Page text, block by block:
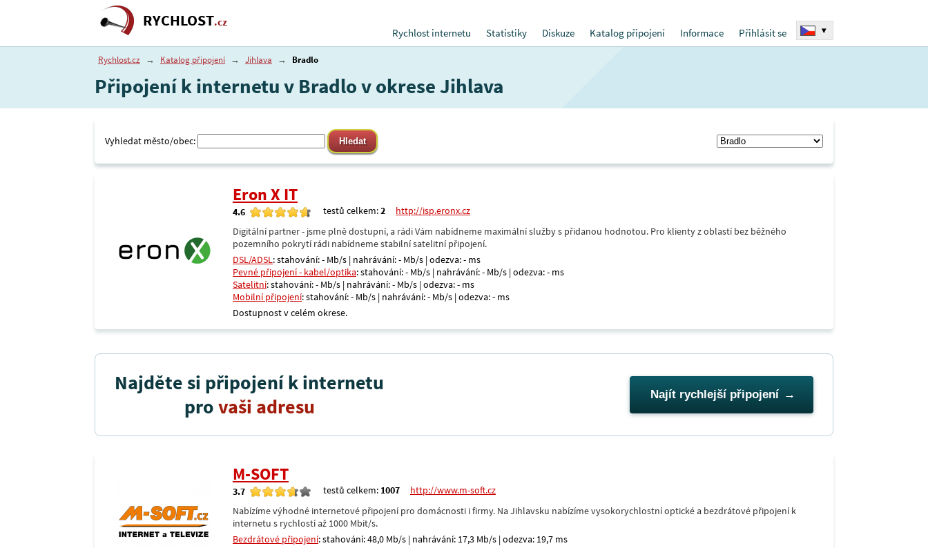
RYCHLOST.cz
Rychlost internetu
Statistiky Diskuze Katalog připojení Informace Přihlásit se ▾
Rychlost.cz → Katalog připojení → Jihlava → Bradlo
Připojení k internetu v Bradlo v okrese Jihlava
Vyhledat město/obec:
Eron X IT
4.6 testů celkem:2
http://isp.eronx.cz
Digitální partner - jsme plně dostupní, a rádi Vám nabídneme maximální služby s přidanou hodnotou. Pro klienty z oblastí bez běžného
pozemního pokrytí rádi nabídneme stabilní satelitní připojení.
DSL/ADSL: stahování: - Mb/s | nahrávání: - Mb/s | odezva: - ms
Pevné připojení - kabel/optika: stahování: - Mb/s | nahrávání: - Mb/s | odezva: - ms
Satelitní: stahování: - Mb/s | nahrávání: - Mb/s | odezva: - ms
Mobilní připojení: stahování: - Mb/s | nahrávání: - Mb/s | odezva: - ms
Dostupnost v celém okrese.
Najděte si připojení k internetu
provaši adresu Najít rychlejší připojení
M-SOFT
3.7 testů celkem: 1007
http://www.m-soft.cz
Nabízíme výhodné internetové připojení pro domácnosti i firmy. Na Jihlavsku nabízíme vysokorychlostní optické a bezdrátové připojení k
internetu s rychlostí až 1000 Mbit/s.
Bezdrátové připojení: stahování: 48,0 Mb/s | nahrávání: 17,3 Mb/s | odezva: 19,7 ms